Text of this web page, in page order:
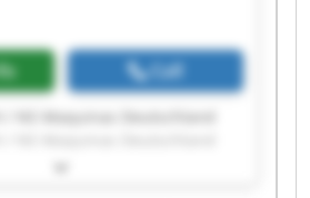
Call
/ NS Maquinas Deutschland
/ NS Maquinas Deutschland